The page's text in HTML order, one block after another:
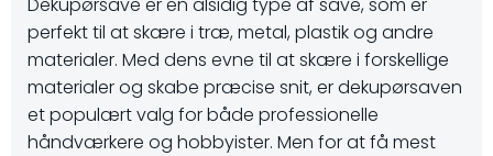
perfekt til at skære i træ, metal, plastik og andre
materialer. Med dens evne til at skære i forskellige
materialer og skabe præcise snit, er dekupørsaven
et populært valg for både professionelle
håndværkere og hobbyister. Men for at få mest